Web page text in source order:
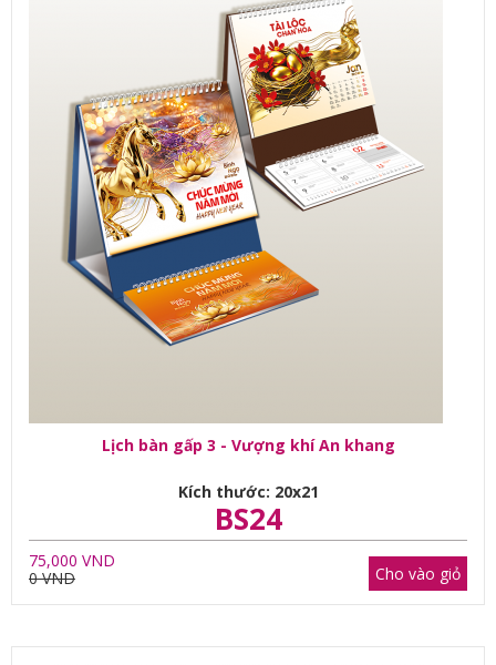
Lịch bàn gấp 3 - Vượng khí An khang
Kích thước: 20x21
BS24
75,000 VND
0 VND
Cho vào giỏ